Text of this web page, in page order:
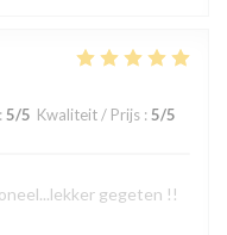
: 5/5 Kwaliteit / Prijs : 5/5
gegeten !!